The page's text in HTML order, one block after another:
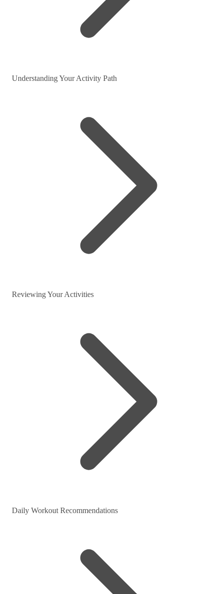
Understanding Your Activity Path
Reviewing Your Activities
Daily Workout Recommendations